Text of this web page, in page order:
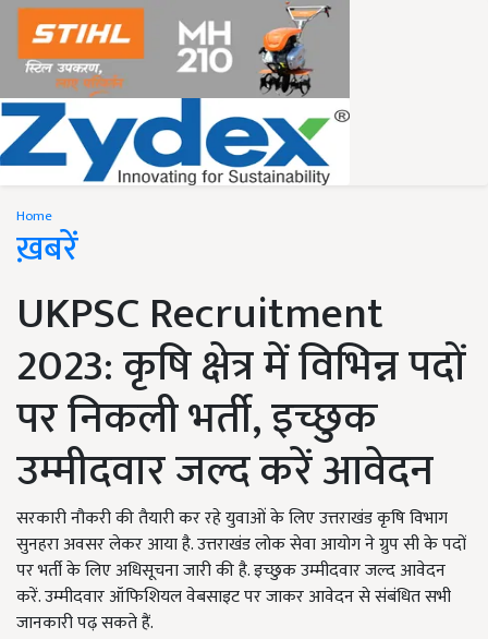
Home
ख़बरें
UKPSC Recruitment
2023: कृषि क्षेत्र में विभिन्न पदों
पर निकली भर्ती, इच्छुक
उम्मीदवार जल्द करें आवेदन
सरकारी नौकरी की तैयारी कर रहे युवाओं के लिए उत्तराखंड कृषि विभाग
सुनहरा अवसर लेकर आया है. उत्तराखंड लोक सेवा आयोग ने ग्रुप सी के पदों
पर भर्ती के लिए अधिसूचना जारी की है. इच्छुक उम्मीदवार जल्द आवेदन
करें. उम्मीदवार ऑफिशियल वेबसाइट पर जाकर आवेदन से संबंधित सभी
जानकारी पढ़ सकते हैं.